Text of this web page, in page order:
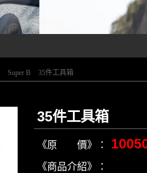
Super B 35件工具箱
35件工具箱
《原 價》：
《商品介紹》：